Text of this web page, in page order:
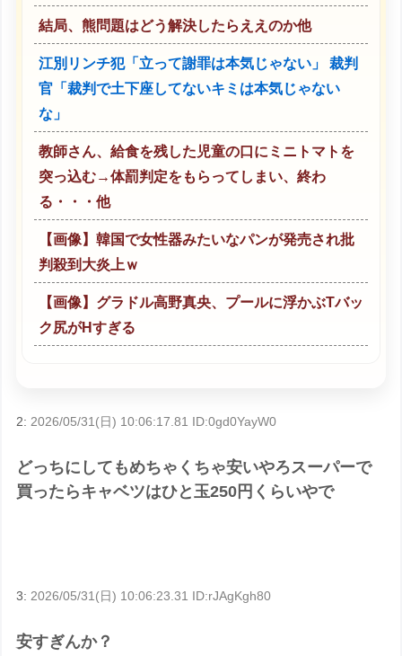
結局、熊問題はどう解決したらええのか他
江別リンチ犯「立って謝罪は本気じゃない」 裁判
官「裁判で土下座してないキミは本気じゃない
な」
教師さん、給食を残した児童の口にミニトマトを
突っ込む→体罰判定をもらってしまい、終わ
る・・・他
【画像】韓国で女性器みたいなパンが発売され批
判殺到大炎上ｗ
【画像】グラドル高野真央、プールに浮かぶTバッ
ク尻がHすぎる
2: 2026/05/31(日) 10:06:17.81 ID:0gd0YayW0
どっちにしてもめちゃくちゃ安いやろスーパーで
買ったらキャベツはひと玉250円くらいやで
3:2026/05/31(日) 10:06:23.31 ID:rJAgKgh80
安すぎんか？